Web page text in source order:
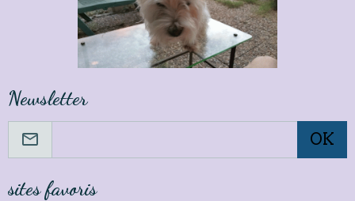
Newsletter
OK
sites favoris